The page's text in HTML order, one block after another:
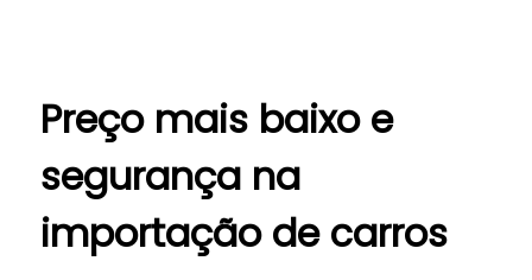
Preço mais baixo e
segurança na
importação de carros